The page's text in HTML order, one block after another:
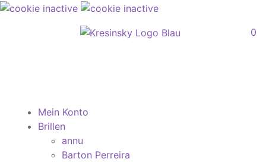
0
Mein Konto
Brillen
annu
Barton Perreira